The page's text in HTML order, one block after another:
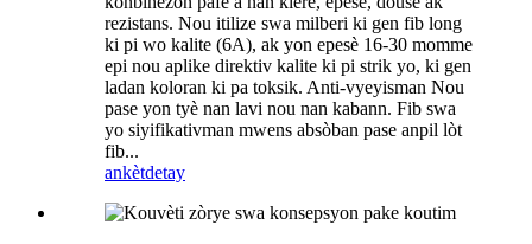
rezistans. Nou itilize swa milberi ki gen fib long
ki pi wo kalite (6A), ak yon epesè 16-30 momme
epi nou aplike direktiv kalite ki pi strik yo, ki gen
ladan koloran ki pa toksik. Anti-vyeyisman Nou
pase yon tyè nan lavi nou nan kabann. Fib swa
yo siyifikativman mwens absòban pase anpil lòt
fib...
ankètdetay